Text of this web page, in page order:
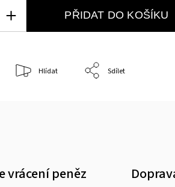
PŘIDAT DO KOŠÍKU
Hlídat Sdílet
vrácení peněz